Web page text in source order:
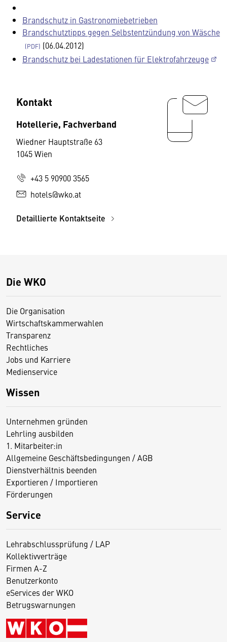
Brandschutz in Gastronomiebetrieben
Brandschutztipps gegen Selbstentzündung von Wäsche
(06.04.2012)
Brandschutz bei Ladestationen für Elektrofahrzeuge
Kontakt
Hotellerie, Fachverband
Wiedner Hauptstraße 63
1045 Wien
+43 5 90900 3565
hotels@wko.at
Detaillierte Kontaktseite
Die WKO
Die Organisation
Wirtschaftskammerwahlen
Transparenz
Rechtliches
Jobs und Karriere
Medienservice
Wissen
Unternehmen gründen
Lehrling ausbilden
1. Mitarbeiter:in
Allgemeine Geschäftsbedingungen / AGB
Dienstverhältnis beenden
Exportieren / Importieren
Förderungen
Service
Lehrabschlussprüfung / LAP
Kollektivverträge
Firmen A-Z
Benutzerkonto
eServices der WKO
Betrugswarnungen